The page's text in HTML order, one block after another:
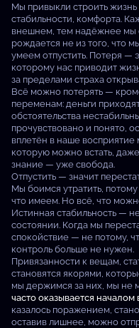
Мы привыкли строить
стабильности, комфорта.
внешнем, тем надёжнее мы
рождается не из того, что
умеем отпустить. Потеря —
которому нас приводит
за пределами страха
Всё можно потерять —
переменам: деньги
обстоятельства
прочувствовано и понято,
вплетён в наше
которую можно встать,
знание — уже свобода.
Отпустить — значит
Мы боимся утратить,
что имеем. Но всё, что
Истинная стабильность —
состоянии. Когда мы
спокойствие — не потому,
контроль больше не нужен.
Привязанности к вещам,
становятся якорями,
мы держимся за них, мы не
часто оказывается
казалось поражением,
оставив лишнее, можно